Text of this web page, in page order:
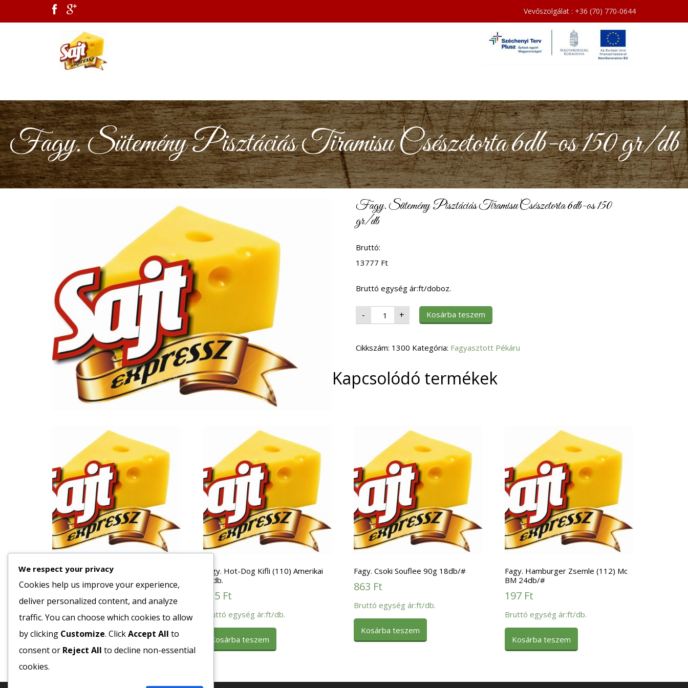
Vevőszolgálat : +36 (70) 770-0644
Fagy. Sütemény Pisztáciás Tiramisu Csészetorta 6db-os 150 gr/db
Fagy. Sütemény Pisztáciás Tiramisu Csészetorta 6db-os 150
gr/db
Bruttó:
13777 Ft
Bruttó egység ár:ft/doboz.
- Fagy.
Sütemény
Pisztáciás
6db-
gr/db
mennyiség
+ Kosárba teszem
Cikkszám: 1300 Kategória: Fagyasztott Pékáru
Kapcsolódó termékek
Fagy. Hamburger Zsemle (102)
Szórt Mc 48db/# (227181)
Ft
Bruttó egység ár:ft/db.
Kosárba teszem
Fagy. Hot-Dog Kifli (110) Amerikai
36db.
215 Ft
Bruttó egység ár:ft/db.
Kosárba teszem
Fagy. Csoki Souflee 90g 18db/#
863 Ft
Bruttó egység ár:ft/db.
Kosárba teszem
Fagy. Hamburger Zsemle (112) Mc
BM 24db/#
197 Ft
Bruttó egység ár:ft/db.
Kosárba teszem
We respect your privacy
Cookies help us improve your experience,
deliver personalized content, and analyze
traffic. You can choose which cookies to allow
by clicking Customize. ClickAccept All to
consent or Reject All to decline non-essential
cookies.